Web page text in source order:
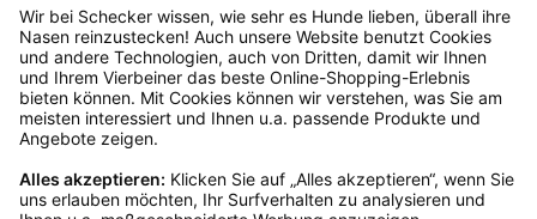
Rücksendeetikett auf das Paket. Dieses kannst du
dir in deinem Kundenkonto anfordern. Hast du als
Gast bestellt, schreibe uns eine Email an
verkauf@schecker.de oder rufe zu unseren
Servicezeiten an, dann lassen wir dir ein